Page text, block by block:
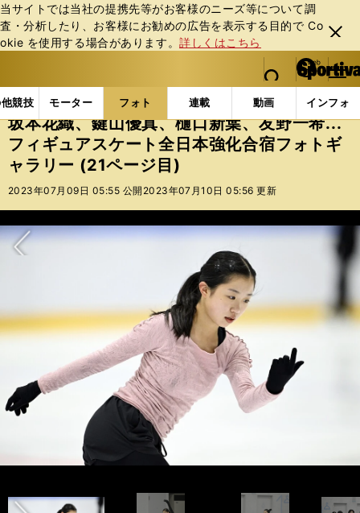
当サイトでは当社の提携先等がお客様のニーズ等について調
査・分析したり、お客様にお勧めの広告を表⽰する⽬的で Co
okie を使⽤する場合があります。詳しくはこちら
閉じ
る
web Sportiva (webスポルティーバ)
検索
マイペ
ー
ジ
メニュ
競技 モーター フォト 連載 動画 インフォ
b
ス
ポ
ル
テ
ー
バ
フォトギャラリー 坂本花織、鍵山優真、樋口新葉、
坂本花織、鍵山優真、樋口新葉、友野一希...
フィギュアスケート全日本強化合宿フォトギ
ャラリー (21ページ目)
2023年07月09日 05:55 公開 2023年07月10日 05:56 更新
photo by Noto Sunao（a presto）
photo by Noto Sunao（a presto）
前へ